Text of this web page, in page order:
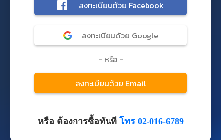
หรือ ต้องการซื้อทันที โทร 02-016-6789